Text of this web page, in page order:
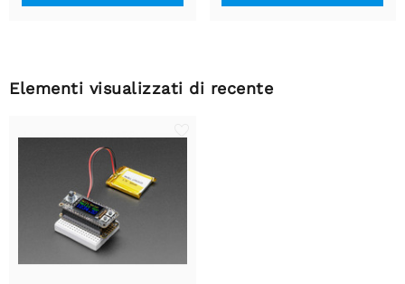
Elementi visualizzati di recente